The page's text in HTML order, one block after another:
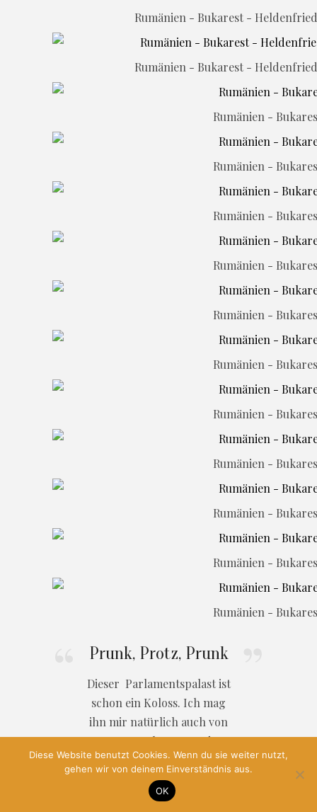
Rumänien - Bukarest -
Rumänien - Bukarest -
Rumänien -
Rumänien -
Rumänien -
Rumänien -
Rumänien -
Rumänien -
Rumänien -
Rumänien -
Rumänien -
Rumänien -
Rumänien -
Prunk, Protz, Prunk
Dieser Parlamentspalast ist
schon ein Koloss. Ich mag
ihn mir natürlich auch von
Innen anschauen, zu der
Führung melde ich mich
vorher telefonisch an.
Nicht viele Touristen sind in
Diese Website benutzt Cookies. Wenn du sie weiter nutzt,
gehen wir von deinem Einverständnis aus.
OK